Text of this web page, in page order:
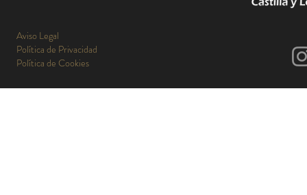
Aviso Legal
Política de Privacidad
Política de Cookies